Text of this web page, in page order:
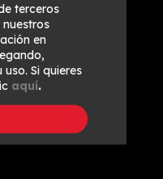
units
€79.00
terceros
en
Si quieres
aquí.